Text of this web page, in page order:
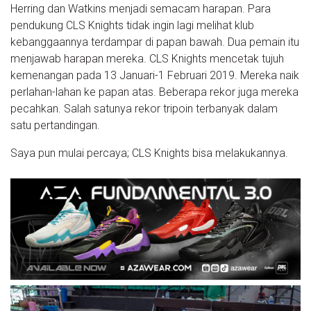
Herring dan Watkins menjadi semacam harapan. Para
pendukung CLS Knights tidak ingin lagi melihat klub
kebanggaannya terdampar di papan bawah. Dua pemain itu
menjawab harapan mereka. CLS Knights mencetak tujuh
kemenangan pada 13 Januari-1 Februari 2019. Mereka naik
perlahan-lahan ke papan atas. Beberapa rekor juga mereka
pecahkan. Salah satunya rekor tripoin terbanyak dalam
satu pertandingan.
Saya pun mulai percaya; CLS Knights bisa melakukannya.